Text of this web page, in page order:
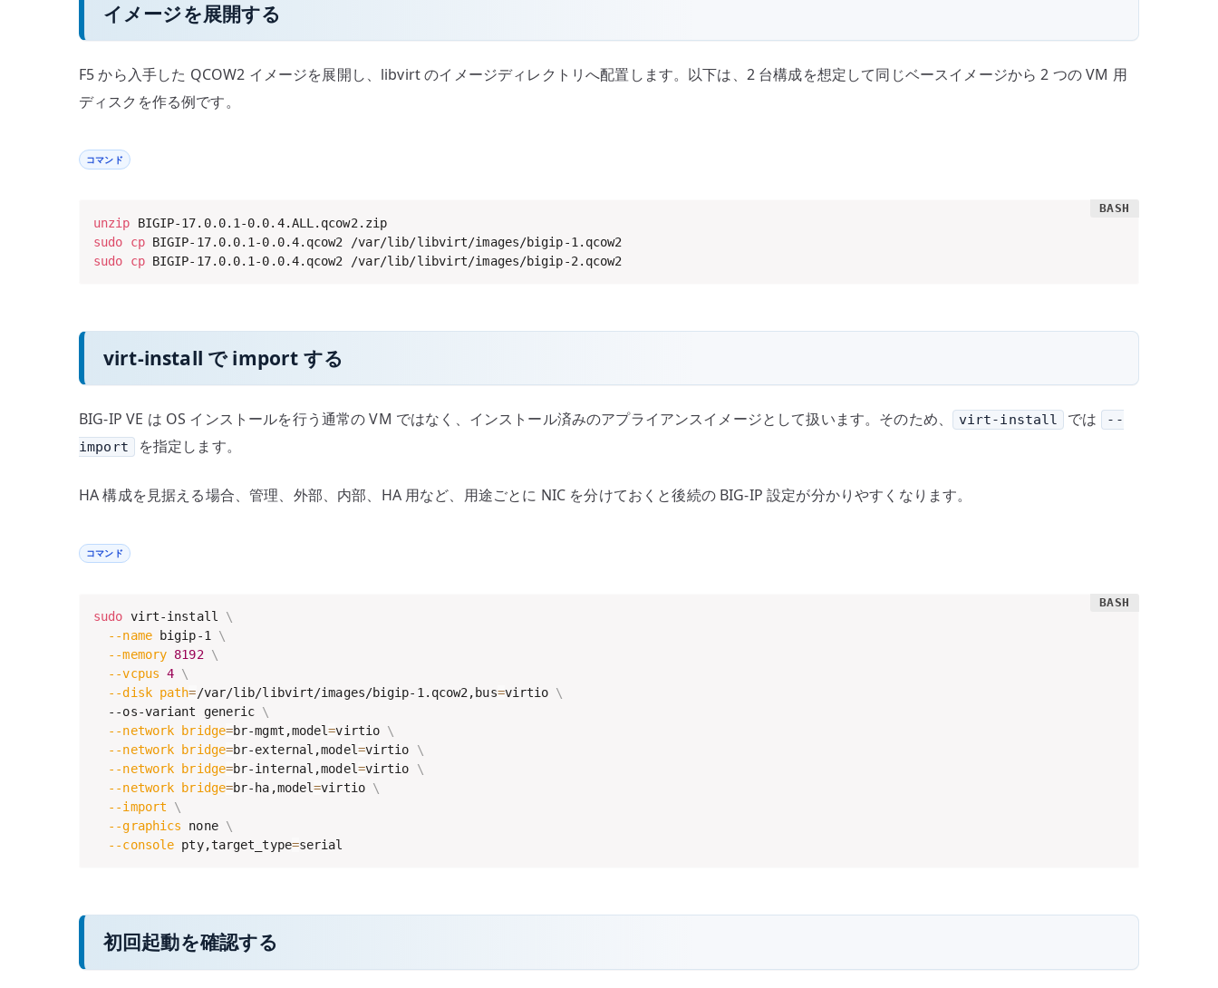
イメージを展開する
F5 から入手した QCOW2 イメージを展開し、libvirt のイメージディレクトリへ配置します。以下は、2 台構成を想定して同じベースイメージから 2 つの VM 用
ディスクを作る例です。
コマンド
unzip
sudo
cp
sudo
cp BIGIP-17.0.0.1-0.0.4.qcow2 /var/lib/libvirt/images/bigip-2.qcow2
virt-install で import する
BIG-IP VE は OS インストールを行う通常の VM ではなく、インストール済みのアプライアンスイメージとして扱います。そのため、 virt-install では
--
import
を指定します。
HA 構成を見据える場合、管理、外部、内部、HA 用など、用途ごとに NIC を分けておくと後続の BIG-IP 設定が分かりやすくなります。
コマンド
sudo virt-install \
--name bigip-1 \
--memory 8192 \
--vcpus 4 \
--disk path=/var/lib/libvirt/images/bigip-1.qcow2,bus=virtio \
  --os-variant generic
\
--network
bridge=br-mgmt,model=virtio \
--network
bridge=br-external,model=virtio \
--network
bridge=br-internal,model=virtio \
--network
bridge=br-ha,model=virtio \
--import
\
--graphics none \
--console pty,target_type=serial
初回起動を確認する